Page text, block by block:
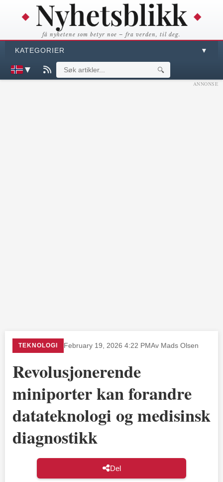
få nyhetene som betyr noe – fra verden, til deg.
KATEGORIER ▼
▼ 🔍
ANNONSE
TEKNOLOGI February 19, 2026 4:22 PMAv Mads Olsen
Revolusjonerende
miniporter kan forandre
datateknologi og medisinsk
diagnostikk
Del